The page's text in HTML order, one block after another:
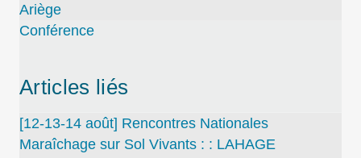
Ariège
Conférence
Articles liés
[12-13-14 août] Rencontres Nationales
Maraîchage sur Sol Vivants : : LAHAGE